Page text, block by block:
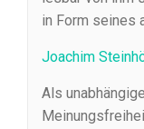
in Form seines
Joachim
Als